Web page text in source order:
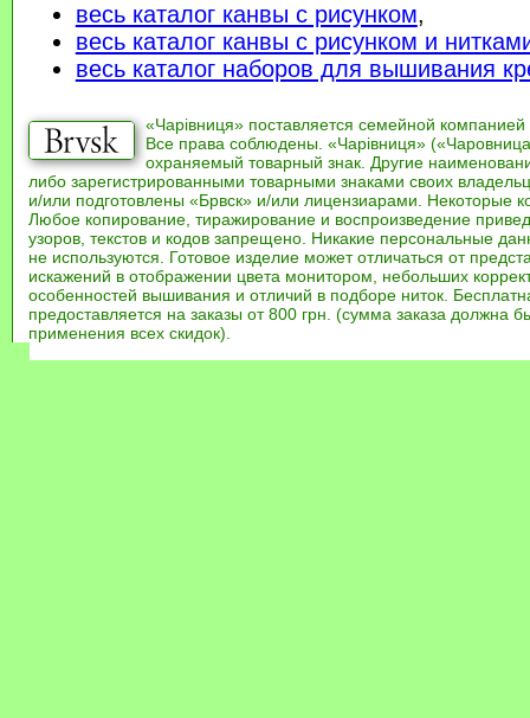
весь каталог канвы с рисунком,
весь каталог канвы с рисунком и
весь каталог наборов для вышивания
«Чарівниця» поставляется семейной компанией
Все права соблюдены. «Чарівниця»
охраняемый товарный знак. Другие
либо зарегистрированными товарными знаками своих
и/или подготовлены «Брвск» и/или лицензиарами. Некоторые
Любое копирование, тиражирование и воспроизведение
узоров, текстов и кодов запрещено. Никакие персональные
не используются. Готовое изделие может отличаться от
искажений в отображении цвета монитором, небольших
особенностей вышивания и отличий в подборе ниток.
предоставляется на заказы от 800 грн. (сумма заказа должна
применения всех скидок).